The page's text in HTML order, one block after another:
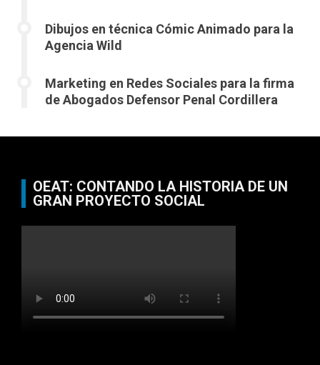
Dibujos en técnica Cómic Animado para la
Agencia Wild
Marketing en Redes Sociales para la firma
de Abogados Defensor Penal Cordillera
OEAT: CONTANDO LA HISTORIA DE UN
GRAN PROYECTO SOCIAL